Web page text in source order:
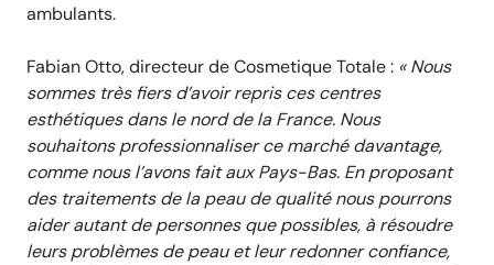
ambulants.
Fabian Otto, directeur de Cosmetique Totale : « Nous
sommes très fiers d’avoir repris ces centres
esthétiques dans le nord de la France. Nous
souhaitons professionnaliser ce marché davantage,
comme nous l’avons fait aux Pays-Bas. En proposant
des traitements de la peaude qualité nous pourrons
aider autant de personnes que possibles, à résoudre
leurs problèmes de peau et leur redonner confiance,